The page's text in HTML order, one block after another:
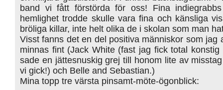
band vi fått förstörda för oss! Fina
hemlighet trodde skulle vara fina och känsliga
bröliga killar, inte helt olika de i skolan som man
Visst fanns det en del positiva människor som jag
minnas fint (Jack White (fast jag fick total konstig
sade en jättesnuskig grej till honom lite av
vi gick!) och Belle and Sebastian.)
Mina topp tre värsta pinsamt-möte-ögonblick: